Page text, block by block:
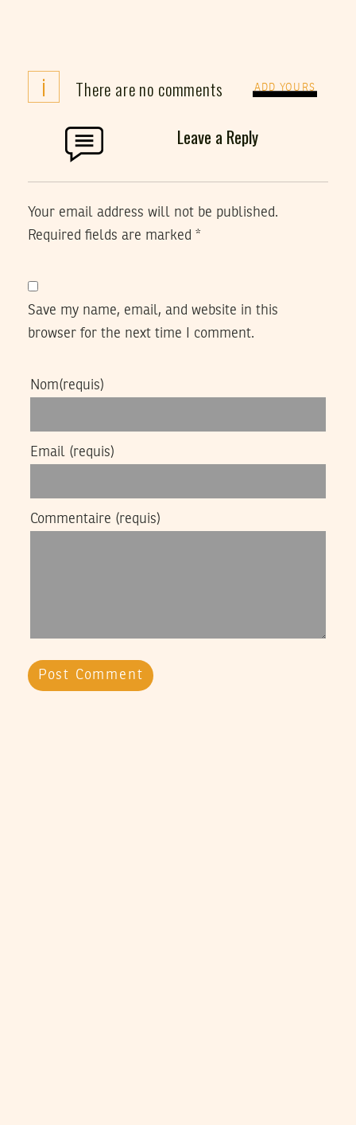
i There are no comments ADD YOURS
Leave a Reply
Your email address will not be published.
Required fields are marked *
Save my name, email, and website in this
browser for the next time I comment.
Nom(requis)
Email (requis)
Commentaire (requis)